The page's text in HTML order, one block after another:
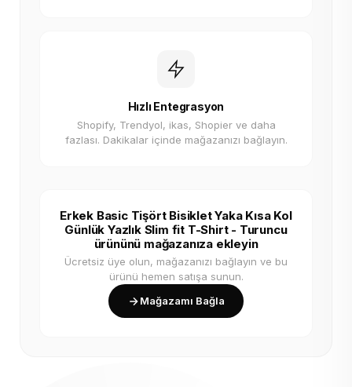
Hızlı Entegrasyon
Shopify, Trendyol, ikas, Shopier ve daha
fazlası. Dakikalar içinde mağazanızı bağlayın.
Erkek Basic Tişört Bisiklet Yaka Kısa Kol
Günlük Yazlık Slim fit T-Shirt - Turuncu
ürününü mağazanıza ekleyin
Ücretsiz üye olun, mağazanızı bağlayın ve bu
ürünü hemen satışa sunun.
Mağazamı Bağla